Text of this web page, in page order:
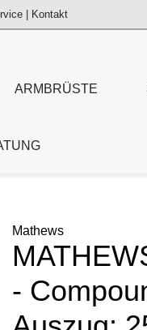
| Kontakt
ARMBRÜSTE
Mathews
-